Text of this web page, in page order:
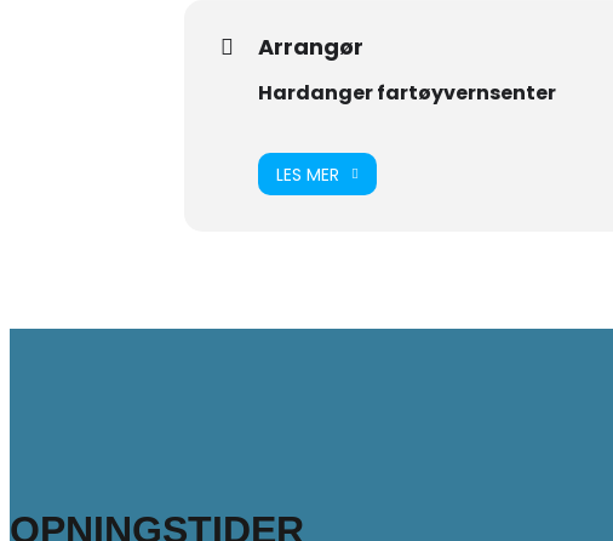
Arrangør
Hardanger fartøyvernsenter
LES MER
OPNINGSTIDER